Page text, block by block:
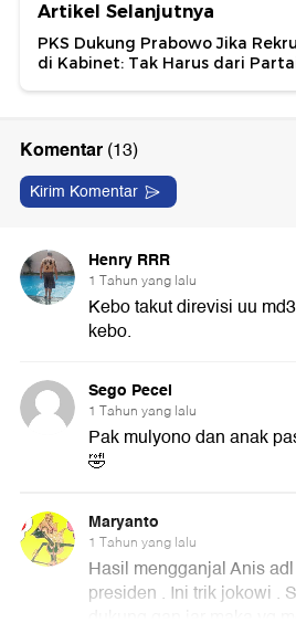
Artikel Selanjutnya
PKS Dukung Prabowo Jika
di Kabinet: Tak Harus dari